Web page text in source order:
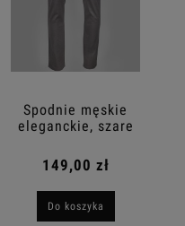
Spodnie męskie
eleganckie, szare
149,00 zł
Do koszyka